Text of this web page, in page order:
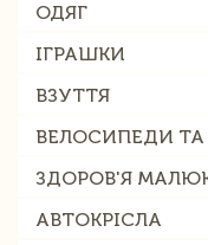
ОДЯГ
ІГРАШКИ
ВЗУТТЯ
ВЕЛОСИПЕДИ
ЗДОРОВ'Я
АВТОКРІСЛА